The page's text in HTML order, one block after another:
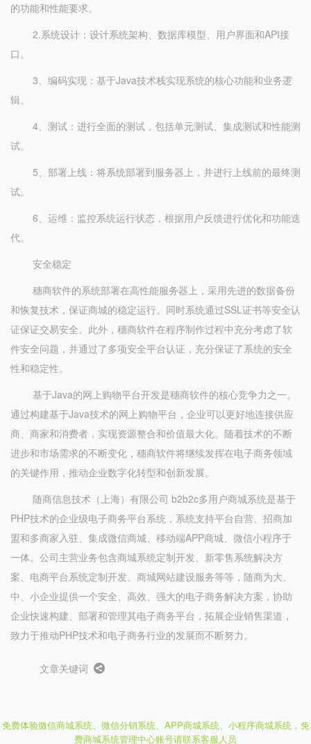
的功能和性能要求。
2.系统设计：设计系统架构、数据库模型、用户界面和API接
口。
3、编码实现：基于Java技术栈实现系统的核心功能和业务逻
辑。
4、测试：进行全面的测试，包括单元测试、集成测试和性能测
试。
5、部署上线：将系统部署到服务器上，并进行上线前的最终测
试。
6、运维：监控系统运行状态，根据用户反馈进行优化和功能迭
代。
安全稳定
穗商软件的系统部署在高性能服务器上，采用先进的数据备份
和恢复技术，保证商城的稳定运行。同时系统通过SSL证书等安全认
证保证交易安全。此外，穗商软件在程序制作过程中充分考虑了软
件安全问题，并通过了多项安全平台认证，充分保证了系统的安全
性和稳定性。
基于Java的网上购物平台开发是穗商软件的核心竞争力之一。
通过构建基于Java技术的网上购物平台，企业可以更好地连接供应
商、商家和消费者，实现资源整合和价值最大化。随着技术的不断
进步和市场需求的不断变化，穗商软件将继续发挥在电子商务领域
的关键作用，推动企业数字化转型和创新发展。
随商信息技术（上海）有限公司 b2b2c多用户商城系统是基于
PHP技术的企业级电子商务平台系统，系统支持平台自营、招商加
盟和多商家入驻、集成微信商城、移动端APP商城、微信小程序于
一体。公司主营业务包含商城系统定制开发、新零售系统解决方
案、电商平台系统定制开发、商城网站建设服务等等，随商为大、
中、小企业提供一个安全、高效、强大的电子商务解决方案，协助
企业快速构建、部署和管理其电子商务平台，拓展企业销售渠道，
致力于推动PHP技术和电子商务行业的发展而不断努力。
文章关键词
免费体验微信商城系统、微信分销系统、APP商城系统、小程序商城系统， 免
费商城系统管理中心账号请联系客服人员